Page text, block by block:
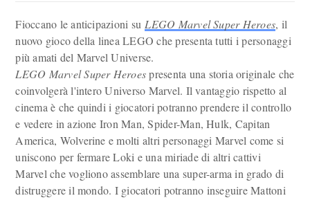
Fioccano le anticipazioni su LEGO Marvel Super Heroes, il
nuovo gioco della linea LEGO che presenta tutti i personaggi
più amati del Marvel Universe.
LEGO Marvel Super Heroespresenta una storia originale che
coinvolgerà l'intero Universo Marvel. Il vantaggio rispetto al
cinema è che quindi i giocatori potranno prendere il controllo
e vedere in azione Iron Man, Spider-Man, Hulk, Capitan
America, Wolverine e molti altri personaggi Marvel come si
uniscono per fermare Loki e una miriade di altri cattivi
Marvel che vogliono assemblare una super-arma in grado di
distruggere il mondo. I giocatori potranno inseguire Mattoni